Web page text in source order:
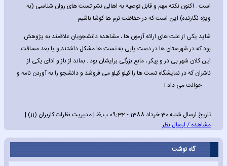
است . اکنون نکته مهم و قابل توصیه به اهالی نشر تست های روان شناسی (به
ویژه نگارنده) این است که در حفاظت نرم ها کوشا باشیم .
شاید یکی از علت های ارائه آزمون ها ، مشاهده دانشجویان علاقمند به پژوهش
بود که در شهرستان ها در دست یابی به تست ها مشکل داشتند.و یا بعد مسافت
این کلان شهر بی در و پیکر ، مانع بزرگی برایشان بود . بماند از ناز و ادای یکی از
ناشران که در نمایشگاه تست ها را کیلو کیلو می فروشد و دانشجو را به آوردن نامه و
. . . حوالت می داد !
تاریخ ارسال شنبه 30 خرداد 1388 - 09:32 ب.ظ | مدیریت نظرات کاربران (11) |
مشاهده / ارسال نظر
گاه نوشت